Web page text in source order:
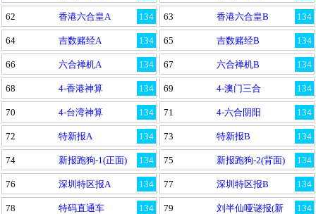
134
62 香港六合皇A 134
63 香港六合皇B
134
64 吉数赌经A 134
65 吉数赌经B
134
66 六合禅机A 134
67 六合禅机B
134
68 4-香港神算 134
69 4-澳门三合
134
70 4-台湾神算 134
71 4-六合阴阳
134
72 特新报A 134
73 特新报B
134
74 新报跑狗-1(正面) 134
75 新报跑狗-2(背面)
134
76 深圳特区报A 134
77 深圳特区报B
134
78 特码直通车 134
79
刘半仙哑谜报(新